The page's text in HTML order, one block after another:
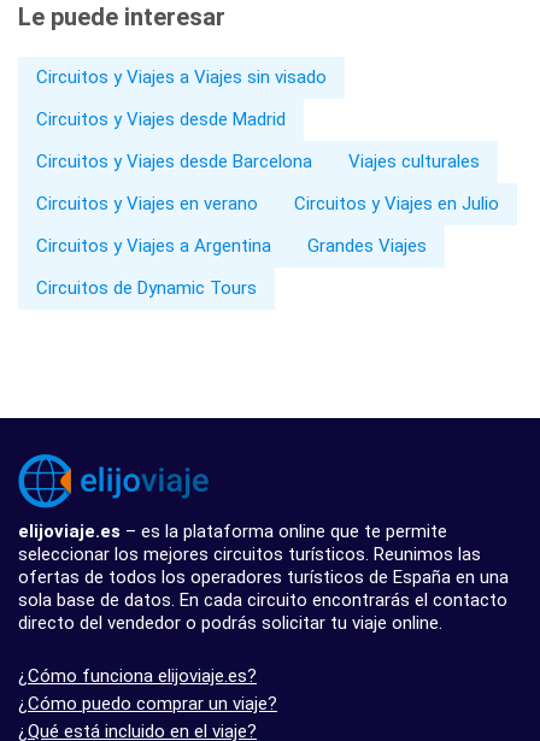
Le puede interesar
Circuitos y Viajes a Viajes sin visado
Circuitos y Viajes desde Madrid
Circuitos y Viajes desde Barcelona
Viajes culturales
Circuitos y Viajes en verano
Circuitos y Viajes en Julio
Circuitos y Viajes a Argentina
Grandes Viajes
Circuitos de Dynamic Tours
elijoviaje.es – es la plataforma online que te permite
seleccionar los mejores circuitos turísticos. Reunimos las
ofertas de todos los operadores turísticos de España en una
sola base de datos. En cada circuito encontrarás el contacto
directo del vendedor o podrás solicitar tu viaje online.
¿Cómo funciona elijoviaje.es?
¿Cómo puedo comprar un viaje?
¿Qué está incluido en el viaje?